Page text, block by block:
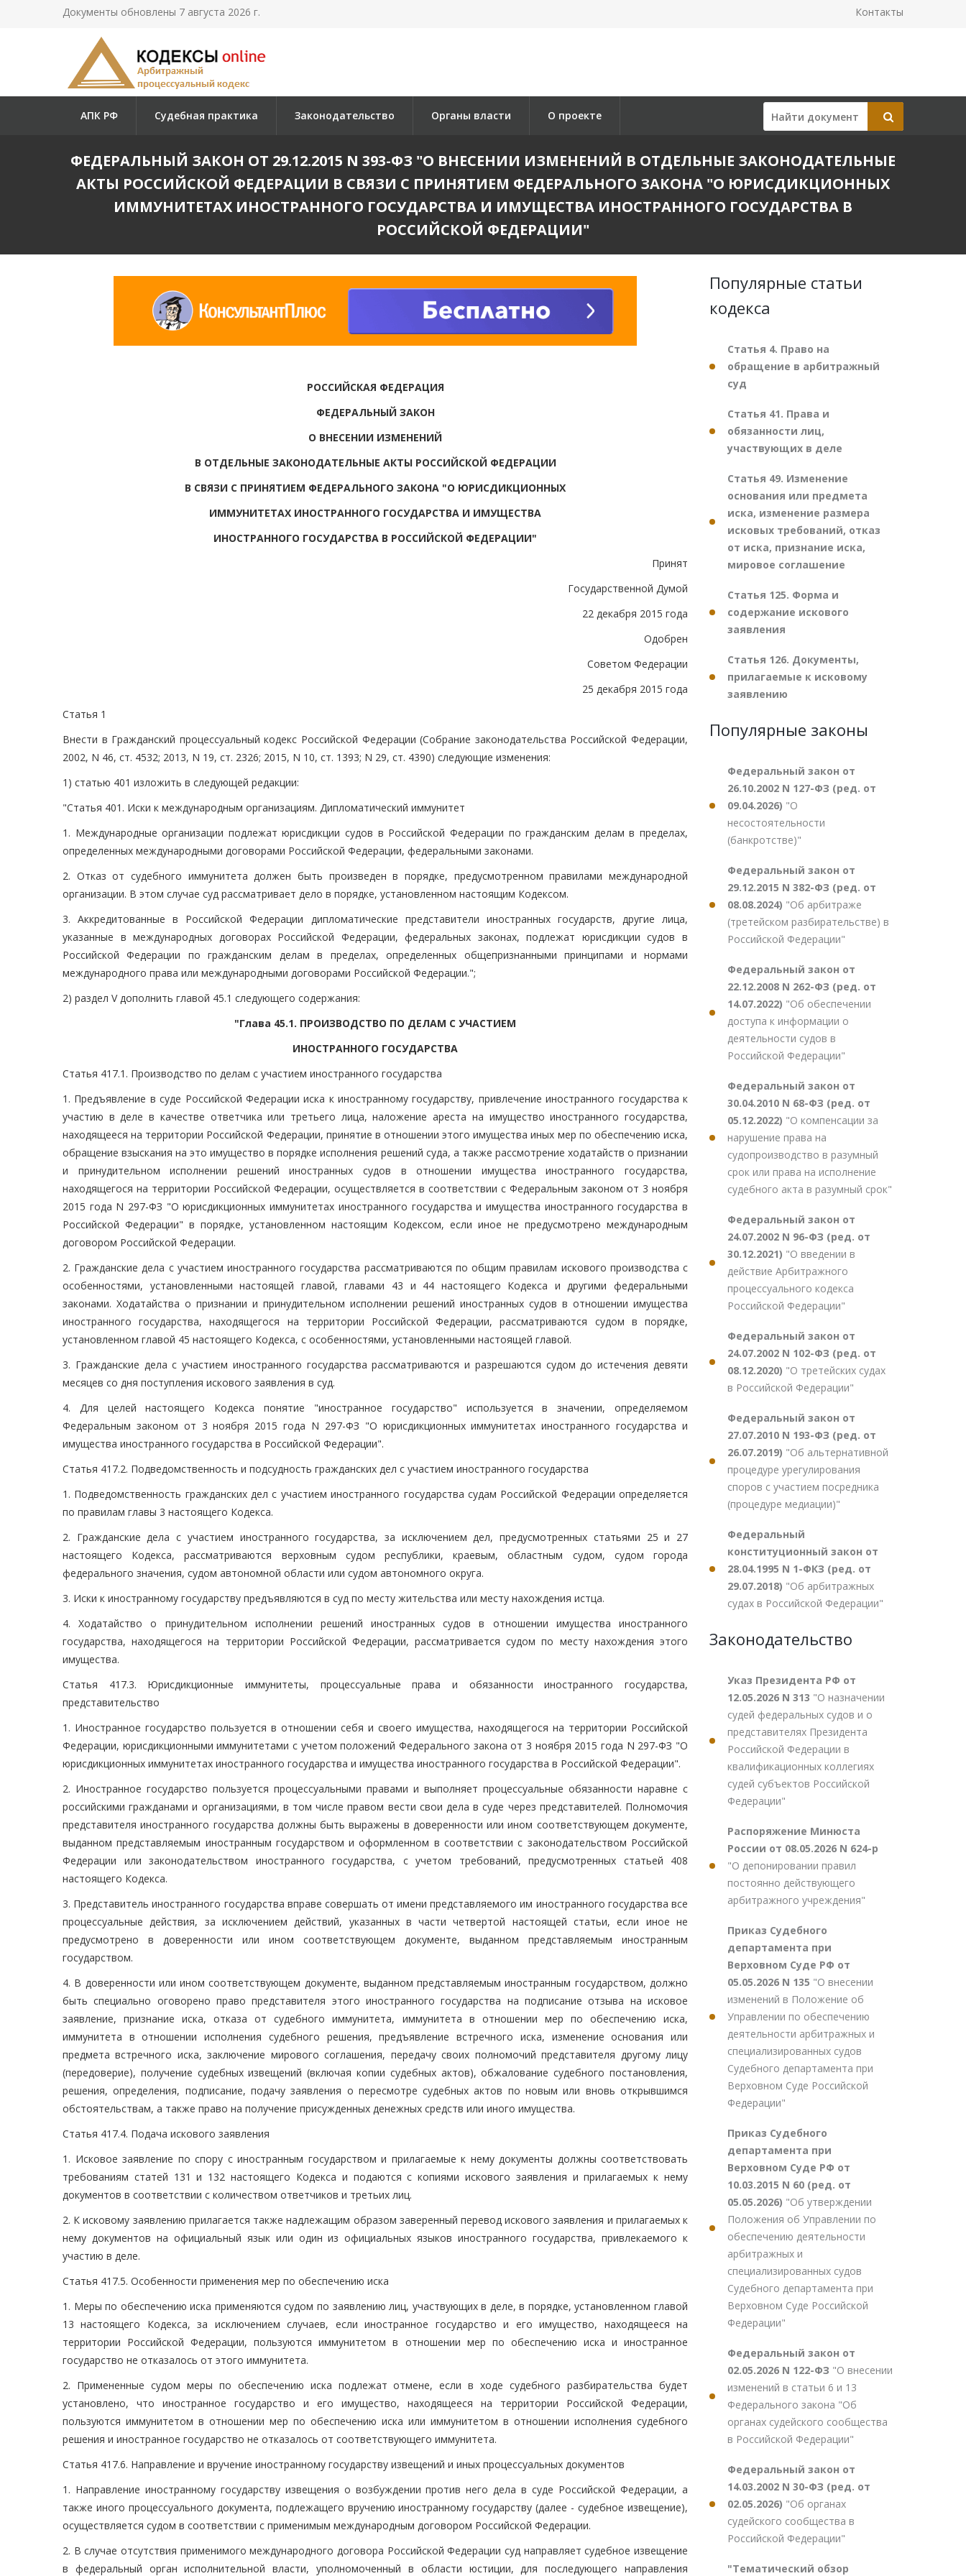
Документы обновлены 7 августа 2026 г. Контакты
АПК РФ Судебная практика Законодательство Органы власти О проекте
ФЕДЕРАЛЬНЫЙ ЗАКОН ОТ 29.12.2015 N 393-ФЗ "О ВНЕСЕНИИ ИЗМЕНЕНИЙ В ОТДЕЛЬНЫЕ ЗАКОНОДАТЕЛЬНЫЕ
АКТЫ РОССИЙСКОЙ ФЕДЕРАЦИИ В СВЯЗИ С ПРИНЯТИЕМ ФЕДЕРАЛЬНОГО ЗАКОНА "О ЮРИСДИКЦИОННЫХ
ИММУНИТЕТАХ ИНОСТРАННОГО ГОСУДАРСТВА И ИМУЩЕСТВА ИНОСТРАННОГО ГОСУДАРСТВА В
РОССИЙСКОЙ ФЕДЕРАЦИИ"
РОССИЙСКАЯ ФЕДЕРАЦИЯ
ФЕДЕРАЛЬНЫЙ ЗАКОН
О ВНЕСЕНИИ ИЗМЕНЕНИЙ
В ОТДЕЛЬНЫЕ ЗАКОНОДАТЕЛЬНЫЕ АКТЫ РОССИЙСКОЙ ФЕДЕРАЦИИ
В СВЯЗИ С ПРИНЯТИЕМ ФЕДЕРАЛЬНОГО ЗАКОНА "О ЮРИСДИКЦИОННЫХ
ИММУНИТЕТАХ ИНОСТРАННОГО ГОСУДАРСТВА И ИМУЩЕСТВА
ИНОСТРАННОГО ГОСУДАРСТВА В РОССИЙСКОЙ ФЕДЕРАЦИИ"
Принят
Государственной Думой
22 декабря 2015 года
Одобрен
Советом Федерации
25 декабря 2015 года
Статья 1
Внести в Гражданский процессуальный кодекс Российской Федерации (Собрание законодательства Российской Федерации,
2002, N 46, ст. 4532; 2013, N 19, ст. 2326; 2015, N 10, ст. 1393; N 29, ст. 4390) следующие изменения:
1) статью 401 изложить в следующей редакции:
"Статья 401. Иски к международным организациям. Дипломатический иммунитет
1. Международные организации подлежат юрисдикции судов в Российской Федерации по гражданским делам в пределах,
определенных международными договорами Российской Федерации, федеральными законами.
2. Отказ от судебного иммунитета должен быть произведен в порядке, предусмотренном правилами международной
организации. В этом случае суд рассматривает дело в порядке, установленном настоящим Кодексом.
3. Аккредитованные в Российской Федерации дипломатические представители иностранных государств, другие лица,
указанные в международных договорах Российской Федерации, федеральных законах, подлежат юрисдикции судов в
Российской Федерации по гражданским делам в пределах, определенных общепризнанными принципами и нормами
международного права или международными договорами Российской Федерации.";
2) раздел V дополнить главой 45.1 следующего содержания:
"Глава 45.1. ПРОИЗВОДСТВО ПО ДЕЛАМ С УЧАСТИЕМ
ИНОСТРАННОГО ГОСУДАРСТВА
Статья 417.1. Производство по делам с участием иностранного государства
1. Предъявление в суде Российской Федерации иска к иностранному государству, привлечение иностранного государства к
участию в деле в качестве ответчика или третьего лица, наложение ареста на имущество иностранного государства,
находящееся на территории Российской Федерации, принятие в отношении этого имущества иных мер по обеспечению иска,
обращение взыскания на это имущество в порядке исполнения решений суда, а также рассмотрение ходатайств о признании
и принудительном исполнении решений иностранных судов в отношении имущества иностранного государства,
находящегося на территории Российской Федерации, осуществляется в соответствии с Федеральным законом от 3 ноября
2015 года N 297-ФЗ "О юрисдикционных иммунитетах иностранного государства и имущества иностранного государства в
Российской Федерации" в порядке, установленном настоящим Кодексом, если иное не предусмотрено международным
договором Российской Федерации.
2. Гражданские дела с участием иностранного государства рассматриваются по общим правилам искового производства с
особенностями, установленными настоящей главой, главами 43 и 44 настоящего Кодекса и другими федеральными
законами. Ходатайства о признании и принудительном исполнении решений иностранных судов в отношении имущества
иностранного государства, находящегося на территории Российской Федерации, рассматриваются судом в порядке,
установленном главой 45 настоящего Кодекса, с особенностями, установленными настоящей главой.
3. Гражданские дела с участием иностранного государства рассматриваются и разрешаются судом до истечения девяти
месяцев со дня поступления искового заявления в суд.
4. Для целей настоящего Кодекса понятие "иностранное государство" используется в значении, определяемом
Федеральным законом от 3 ноября 2015 года N 297-ФЗ "О юрисдикционных иммунитетах иностранного государства и
имущества иностранного государства в Российской Федерации".
Статья 417.2. Подведомственность и подсудность гражданских дел с участием иностранного государства
1. Подведомственность гражданских дел с участием иностранного государства судам Российской Федерации определяется
по правилам главы 3 настоящего Кодекса.
2. Гражданские дела с участием иностранного государства, за исключением дел, предусмотренных статьями 25 и 27
настоящего Кодекса, рассматриваются верховным судом республики, краевым, областным судом, судом города
федерального значения, судом автономной области или судом автономного округа.
3. Иски к иностранному государству предъявляются в суд по месту жительства или месту нахождения истца.
4. Ходатайство о принудительном исполнении решений иностранных судов в отношении имущества иностранного
государства, находящегося на территории Российской Федерации, рассматривается судом по месту нахождения этого
имущества.
Статья 417.3. Юрисдикционные иммунитеты, процессуальные права и обязанности иностранного государства,
представительство
1. Иностранное государство пользуется в отношении себя и своего имущества, находящегося на территории Российской
Федерации, юрисдикционными иммунитетами с учетом положений Федерального закона от 3 ноября 2015 года N 297-ФЗ "О
юрисдикционных иммунитетах иностранного государства и имущества иностранного государства в Российской Федерации".
2. Иностранное государство пользуется процессуальными правами и выполняет процессуальные обязанности наравне с
российскими гражданами и организациями, в том числе правом вести свои дела в суде через представителей. Полномочия
представителя иностранного государства должны быть выражены в доверенности или ином соответствующем документе,
выданном представляемым иностранным государством и оформленном в соответствии с законодательством Российской
Федерации или законодательством иностранного государства, с учетом требований, предусмотренных статьей 408
настоящего Кодекса.
3. Представитель иностранного государства вправе совершать от имени представляемого им иностранного государства все
процессуальные действия, за исключением действий, указанных в части четвертой настоящей статьи, если иное не
предусмотрено в доверенности или ином соответствующем документе, выданном представляемым иностранным
государством.
4. В доверенности или ином соответствующем документе, выданном представляемым иностранным государством, должно
быть специально оговорено право представителя этого иностранного государства на подписание отзыва на исковое
заявление, признание иска, отказа от судебного иммунитета, иммунитета в отношении мер по обеспечению иска,
иммунитета в отношении исполнения судебного решения, предъявление встречного иска, изменение основания или
предмета встречного иска, заключение мирового соглашения, передачу своих полномочий представителя другому лицу
(передоверие), получение судебных извещений (включая копии судебных актов), обжалование судебного постановления,
решения, определения, подписание, подачу заявления о пересмотре судебных актов по новым или вновь открывшимся
обстоятельствам, а также право на получение присужденных денежных средств или иного имущества.
Статья 417.4. Подача искового заявления
1. Исковое заявление по спору с иностранным государством и прилагаемые к нему документы должны соответствовать
требованиям статей 131 и 132 настоящего Кодекса и подаются с копиями искового заявления и прилагаемых к нему
документов в соответствии с количеством ответчиков и третьих лиц.
2. К исковому заявлению прилагается также надлежащим образом заверенный перевод искового заявления и прилагаемых к
нему документов на официальный язык или один из официальных языков иностранного государства, привлекаемого к
участию в деле.
Статья 417.5. Особенности применения мер по обеспечению иска
1. Меры по обеспечению иска применяются судом по заявлению лиц, участвующих в деле, в порядке, установленном главой
13 настоящего Кодекса, за исключением случаев, если иностранное государство и его имущество, находящееся на
территории Российской Федерации, пользуются иммунитетом в отношении мер по обеспечению иска и иностранное
государство не отказалось от этого иммунитета.
2. Примененные судом меры по обеспечению иска подлежат отмене, если в ходе судебного разбирательства будет
установлено, что иностранное государство и его имущество, находящееся на территории Российской Федерации,
пользуются иммунитетом в отношении мер по обеспечению иска или иммунитетом в отношении исполнения судебного
решения и иностранное государство не отказалось от соответствующего иммунитета.
Статья 417.6. Направление и вручение иностранному государству извещений и иных процессуальных документов
1. Направление иностранному государству извещения о возбуждении против него дела в суде Российской Федерации, а
также иного процессуального документа, подлежащего вручению иностранному государству (далее - судебное извещение),
осуществляется судом в соответствии с применимым международным договором Российской Федерации.
2. В случае отсутствия применимого международного договора Российской Федерации суд направляет судебное извещение
в федеральный орган исполнительной власти, уполномоченный в области юстиции, для последующего направления
Популярные статьи
кодекса
Статья 4. Право на
обращение в арбитражный
суд
Статья 41. Права и
обязанности лиц,
участвующих в деле
Статья 49. Изменение
основания или предмета
иска, изменение размера
исковых требований, отказ
от иска, признание иска,
мировое соглашение
Статья 125. Форма и
содержание искового
заявления
Статья 126. Документы,
прилагаемые к исковому
заявлению
Популярные законы
Федеральный закон от
26.10.2002 N 127-ФЗ (ред. от
09.04.2026) "О
несостоятельности
(банкротстве)"
Федеральный закон от
29.12.2015 N 382-ФЗ (ред. от
08.08.2024) "Об арбитраже
(третейском разбирательстве) в
Российской Федерации"
Федеральный закон от
22.12.2008 N 262-ФЗ (ред. от
14.07.2022) "Об обеспечении
доступа к информации о
деятельности судов в
Российской Федерации"
Федеральный закон от
30.04.2010 N 68-ФЗ (ред. от
05.12.2022) "О компенсации за
нарушение права на
судопроизводство в разумный
срок или права на исполнение
судебного акта в разумный срок"
Федеральный закон от
24.07.2002 N 96-ФЗ (ред. от
30.12.2021) "О введении в
действие Арбитражного
процессуального кодекса
Российской Федерации"
Федеральный закон от
24.07.2002 N 102-ФЗ (ред. от
08.12.2020) "О третейских судах
в Российской Федерации"
Федеральный закон от
27.07.2010 N 193-ФЗ (ред. от
26.07.2019) "Об альтернативной
процедуре урегулирования
споров с участием посредника
(процедуре медиации)"
Федеральный
конституционный закон от
28.04.1995 N 1-ФКЗ (ред. от
29.07.2018) "Об арбитражных
судах в Российской Федерации"
Законодательство
Указ Президента РФ от
12.05.2026 N 313 "О назначении
судей федеральных судов и о
представителях Президента
Российской Федерации в
квалификационных коллегиях
судей субъектов Российской
Федерации"
Распоряжение Минюста
России от 08.05.2026 N 624-р
"О депонировании правил
постоянно действующего
арбитражного учреждения"
Приказ Судебного
департамента при
Верховном Суде РФ от
05.05.2026 N 135 "О внесении
изменений в Положение об
Управлении по обеспечению
деятельности арбитражных и
специализированных судов
Судебного департамента при
Верховном Суде Российской
Федерации"
Приказ Судебного
департамента при
Верховном Суде РФ от
10.03.2015 N 60 (ред. от
05.05.2026) "Об утверждении
Положения об Управлении по
обеспечению деятельности
арбитражных и
специализированных судов
Судебного департамента при
Верховном Суде Российской
Федерации"
Федеральный закон от
02.05.2026 N 122-ФЗ "О внесении
изменений в статьи 6 и 13
Федерального закона "Об
органах судейского сообщества
в Российской Федерации"
Федеральный закон от
14.03.2002 N 30-ФЗ (ред. от
02.05.2026) "Об органах
судейского сообщества в
Российской Федерации"
"Тематический обзор